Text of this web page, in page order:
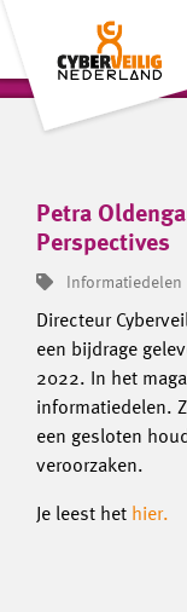
Petra
Perspectives
Informatiedelen
Directeur
een bijdrage
2022. In het
informatiedelen.
een gesloten
veroorzaken.
Je leest het hier.